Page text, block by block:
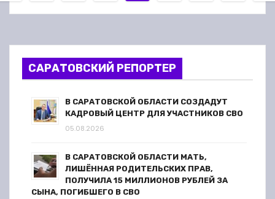
САРАТОВСКИЙ РЕПОРТЕР
В САРАТОВСКОЙ ОБЛАСТИ СОЗДАДУТ
КАДРОВЫЙ ЦЕНТР ДЛЯ УЧАСТНИКОВ СВО
05.08.2026
В САРАТОВСКОЙ ОБЛАСТИ МАТЬ,
ЛИШЁННАЯ РОДИТЕЛЬСКИХ ПРАВ,
ПОЛУЧИЛА 15 МИЛЛИОНОВ РУБЛЕЙ ЗА
СЫНА, ПОГИБШЕГО В СВО